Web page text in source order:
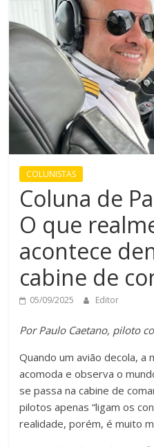
COLUNISTAS
Coluna de
O que
acontece
cabine de
05/09/2025 Editor
Por Paulo Caetano, piloto
Quando um avião decola, a
acomoda e observa o
se passa na cabine de
pilotos apenas “ligam os
realidade, porém, é muito